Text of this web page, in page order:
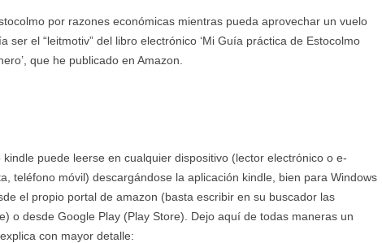
por razones económicas mientras pueda aprovechar un vuelo
ser el “leitmotiv” del libro electrónico ‘Mi Guía práctica de Estocolmo
que he publicado en Amazon.
puede leerse en cualquier dispositivo (lector electrónico o e-
teléfono móvil) descargándose la aplicación kindle, bien para Windows
el propio portal de amazon (basta escribir en su buscador las
o desde Google Play (Play Store). Dejo aquí de todas maneras un
con mayor detalle: